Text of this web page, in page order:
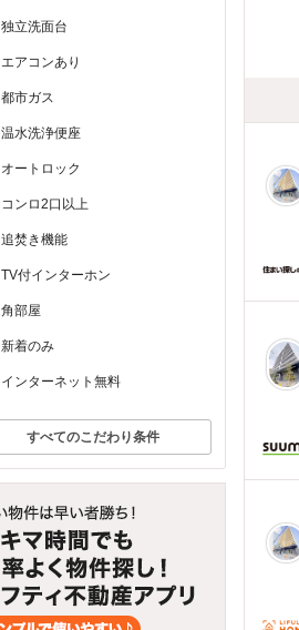
独立洗面台
エアコンあり
都市ガス
温水洗浄便座
オートロック
コンロ2口以上
追焚き機能
TV付インターホン
角部屋
新着のみ
インターネット無料
すべてのこだわり条件